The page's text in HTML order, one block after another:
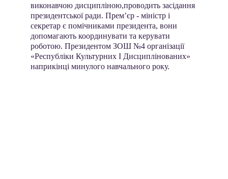
виконавчою дисципліною,проводить засідання
президентської ради. Прем’єр - міністр і
секретар є помічниками президента, вони
допомагають координувати та керувати
роботою. Президентом ЗОШ №4 організації
«Республіки Культурних І Дисциплінованих»
наприкінці минулого навчального року.